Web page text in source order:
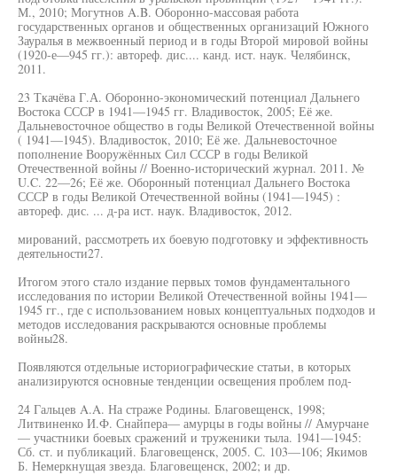
М., 2010; Могутнов A.B. Оборонно-массовая работа
государственных органов и общественных организаций Южного
Зауралья в межвоенный период и в годы Второй мировой войны
(1920-е—945 гг.): автореф. дис.... канд. ист. наук. Челябинск,
2011.
23 Ткачёва Г.А. Оборонно-экономический потенциал Дальнего
Востока СССР в 1941—1945 гг. Владивосток, 2005; Её же.
Дальневосточное общество в годы Великой Отечественной войны
( 1941—1945). Владивосток, 2010; Её же. Дальневосточное
пополнение Вооружённых Сил СССР в годы Великой
Отечественной войны // Военно-исторический журнал. 2011. №
U.C. 22—26; Её же. Оборонный потенциал Дальнего Востока
СССР в годы Великой Отечественной войны (1941—1945) :
автореф. дис. ... д-ра ист. наук. Владивосток, 2012.
мирований, рассмотреть их боевую подготовку и эффективность
деятельности27.
Итогом этого стало издание первых томов фундаментального
исследования по истории Великой Отечественной войны 1941—
1945 гг., где с использованием новых концептуальных подходов и
методов исследования раскрываются основные проблемы
войны28.
Появляются отдельные историографические статьи, в которых
анализируются основные тенденции освещения проблем под-
24 Гальцев A.A. На страже Родины. Благовещенск, 1998;
Литвиненко И.Ф. Снайпера— амурцы в годы войны // Амурчане
— участники боевых сражений и труженики тыла. 1941—1945:
Сб. ст. и публикаций. Благовещенск, 2005. С. 103—106; Якимов
Б. Немеркнущая звезда. Благовещенск, 2002; и др.